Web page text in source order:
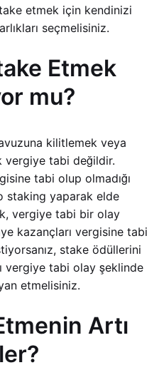
etmek için kendinizi
seçmelisiniz.
Etmek
mu?
kilitlemek veya
vergiye tabi değildir.
tabi olup olmadığı
staking yaparak elde
vergiye tabi bir olay
kazançları vergisine tabi
stake ödüllerini
vergiye tabi olay şeklinde
etmelisiniz.
Artı